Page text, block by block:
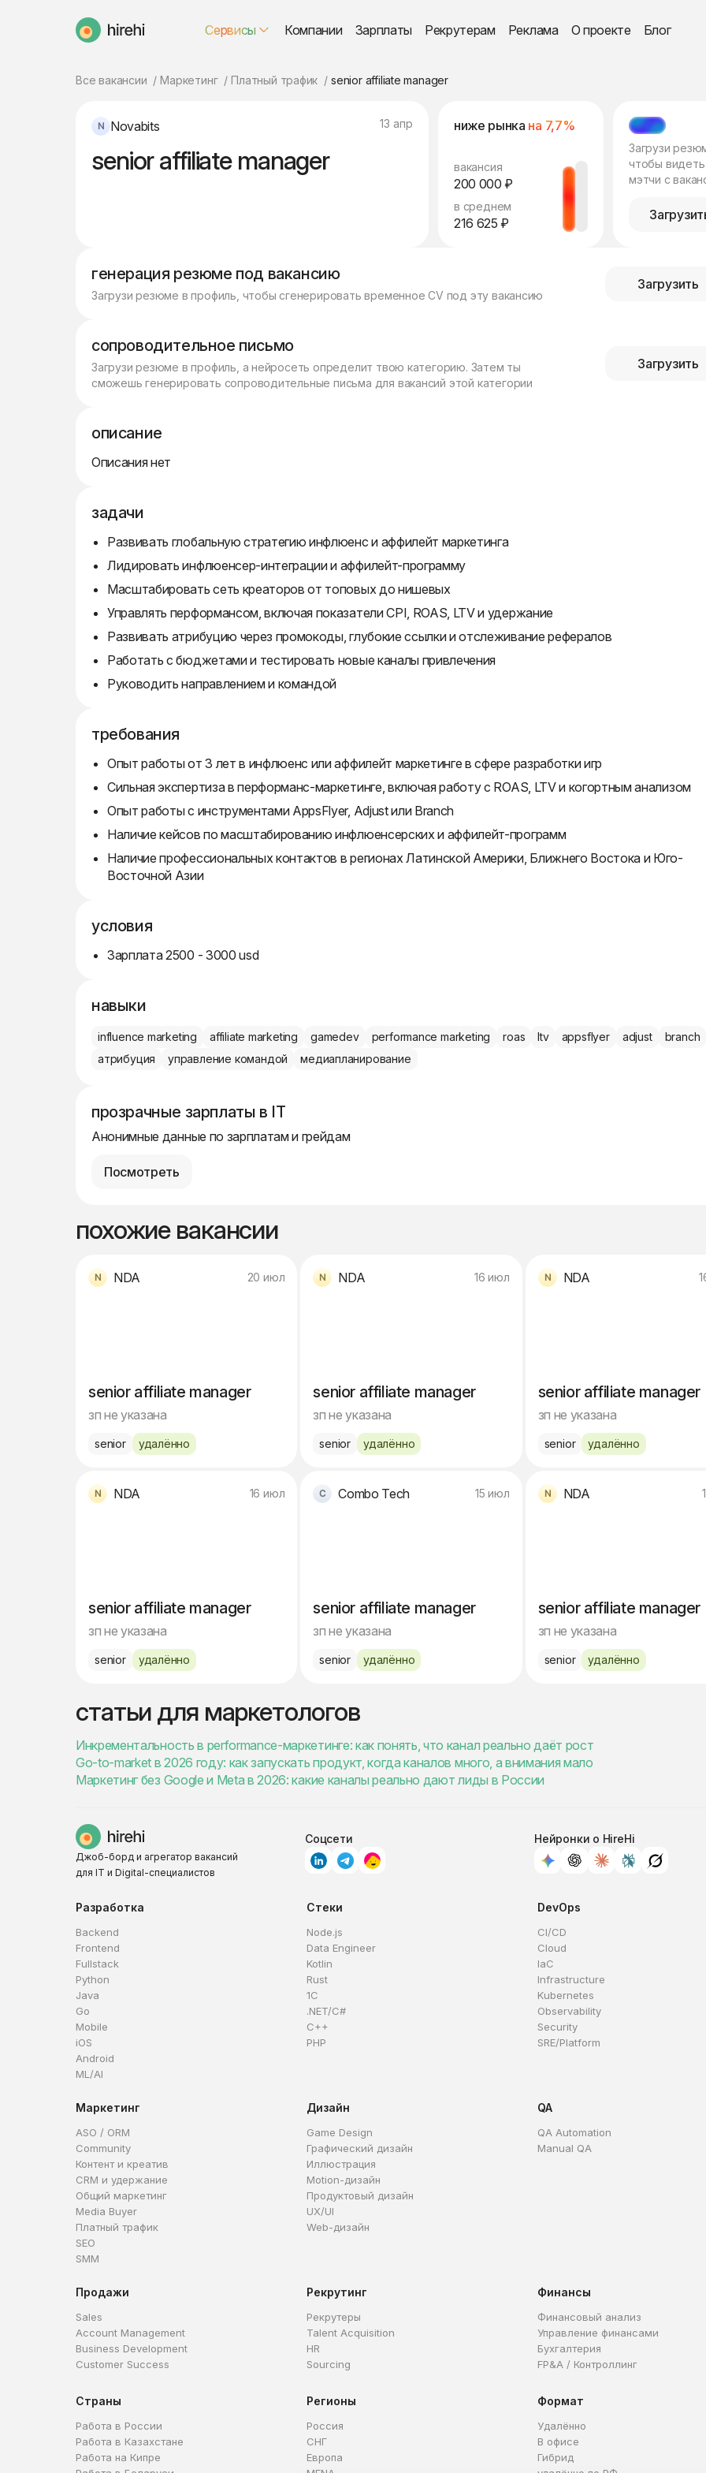
HireHi Сервисы Компании Зарплаты Рекрутерам Реклама О проекте Блог
Все вакансии Маркетинг Платный трафик senior affiliate manager
Novabits 13 апр
senior affiliate manager
ниже рынка на 7,7%
вакансия
200 000 ₽
в среднем
216 625 ₽
МЭТЧ
Загрузи
чтобы видеть
мэтчи с
генерация резюме под вакансию
Загрузи резюме в профиль, чтобы сгенерировать временное CV под эту вакансию
Загрузить
сопроводительное письмо
Загрузи резюме в профиль, а нейросеть определит твою категорию. Затем ты
сможешь генерировать сопроводительные письма для вакансий этой категории
Загрузить
описание
Описания нет
задачи
Развивать глобальную стратегию инфлюенс и аффилейт маркетинга
Лидировать инфлюенсер-интеграции и аффилейт-программу
Масштабировать сеть креаторов от топовых до нишевых
Управлять перформансом, включая показатели CPI, ROAS, LTV и удержание
Развивать атрибуцию через промокоды, глубокие ссылки и отслеживание рефералов
Работать с бюджетами и тестировать новые каналы привлечения
Руководить направлением и командой
требования
Опыт работы от 3 лет в инфлюенс или аффилейт маркетинге в сфере разработки игр
Сильная экспертиза в перформанс-маркетинге, включая работу с ROAS, LTV и когортным анализом
Опыт работы с инструментами AppsFlyer, Adjust или Branch
Наличие кейсов по масштабированию инфлюенсерских и аффилейт-программ
Наличие профессиональных контактов в регионах Латинской Америки, Ближнего Востока и Юго-
Восточной Азии
условия
Зарплата 2500 - 3000 usd
навыки
influence marketing affiliate marketing gamedev performance marketing roas ltv appsflyer adjust
branch
атрибуция
управление командой медиапланирование
прозрачные зарплаты в IT
Анонимные данные по зарплатам и грейдам
Посмотреть
похожие вакансии
NDA 20 июл
senior affiliate manager
зп не указана
senior удалённо
NDA 16 июл
senior affiliate manager
зп не указана
senior удалённо
NDA
senior affiliate manager
зп не указана
senior удалённо
NDA 16 июл
senior affiliate manager
зп не указана
senior удалённо
Combo Tech 15 июл
senior affiliate manager
зп не указана
senior удалённо
NDA
senior affiliate manager
зп не указана
senior удалённо
статьи для маркетологов
Инкрементальность в performance-маркетинге: как понять, что канал реально даёт рост
Go-to-market в 2026 году: как запускать продукт, когда каналов много, а внимания мало
Маркетинг без Google и Meta в 2026: какие каналы реально дают лиды в России
Джоб-борд и агрегатор вакансий
для IT и Digital-специалистов
Соцсети Нейронки о HireHi
Разработка
Backend
Frontend
Fullstack
Python
Java
Go
Mobile
iOS
Android
ML/AI
Стеки
Node.js
Data Engineer
Kotlin
Rust
1C
.NET/C#
C++
PHP
DevOps
CI/CD
Cloud
IaC
Infrastructure
Kubernetes
Observability
Security
SRE/Platform
Маркетинг
ASO / ORM
Community
Контент и креатив
CRM и удержание
Общий маркетинг
Media Buyer
Платный трафик
SEO
SMM
Дизайн
Game Design
Графический дизайн
Иллюстрация
Motion-дизайн
Продуктовый дизайн
UX/UI
Web-дизайн
QA
QA Automation
Manual QA
Продажи
Sales
Account Management
Business Development
Customer Success
Рекрутинг
Рекрутеры
Talent Acquisition
HR
Sourcing
Финансы
Финансовый анализ
Управление финансами
Бухгалтерия
FP&A / Контроллинг
Страны
Работа в России
Работа в Казахстане
Работа на Кипре
Регионы
Россия
СНГ
Европа
Формат
Удалённо
В офисе
Гибрид